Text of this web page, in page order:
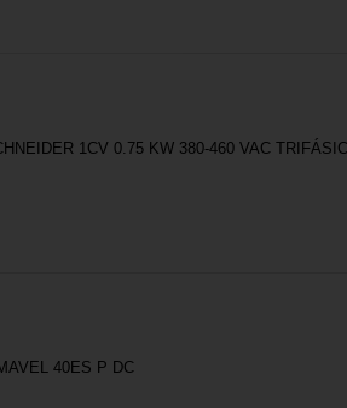
1CV 0.75 KW 380-460 VAC
40ES P DC